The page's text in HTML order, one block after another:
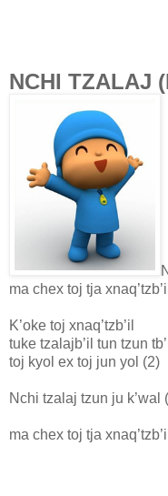
NCHI TZALAJ
ma chex toj tja
K’oke toj xnaq’tzb’il
tuke tzalajb’il tun tzun
toj kyol ex toj jun yol (2)
Nchi tzalaj tzun ju k’wal
ma chex toj tja